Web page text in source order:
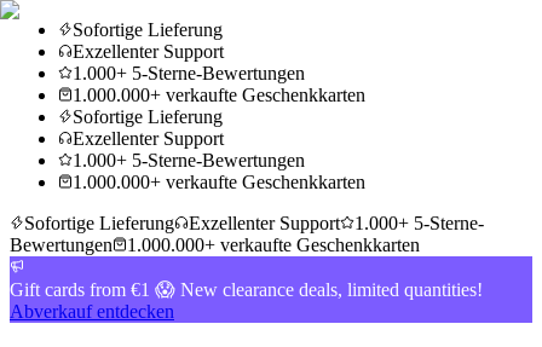
Sofortige Lieferung
Exzellenter Support
1.000+ 5-Sterne-Bewertungen
1.000.000+ verkaufte Geschenkkarten
Sofortige Lieferung
Exzellenter Support
1.000+ 5-Sterne-Bewertungen
1.000.000+ verkaufte Geschenkkarten
Sofortige Lieferung
Exzellenter Support
1.000+ 5-Sterne-
Bewertungen
1.000.000+ verkaufte Geschenkkarten
Gift cards from €1 😱 New clearance deals, limited quantities!
Abverkauf entdecken